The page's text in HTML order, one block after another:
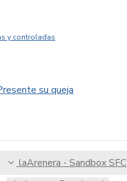
y controladas
su queja
laArenera - Sandbox SFC